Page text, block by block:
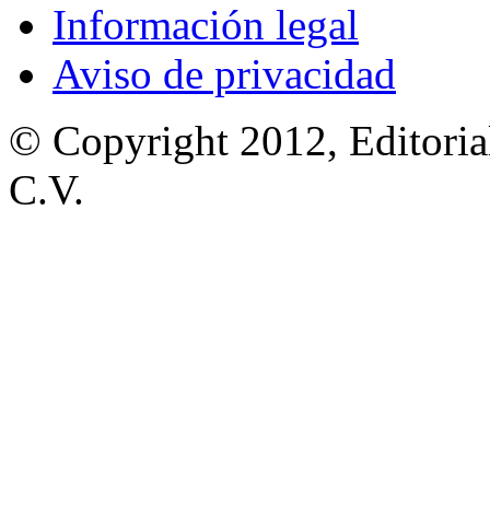
Información legal
Aviso de privacidad
© Copyright 2012,
C.V.